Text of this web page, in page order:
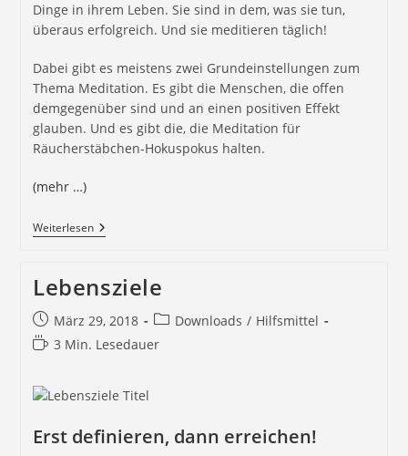
Dinge in ihrem Leben. Sie sind in dem, was sie tun,
überaus erfolgreich. Und sie meditieren täglich!
Dabei gibt es meistens zwei Grundeinstellungen zum
Thema Meditation. Es gibt die Menschen, die offen
demgegenüber sind und an einen positiven Effekt
glauben. Und es gibt die, die Meditation für
Räucherstäbchen-Hokuspokus halten.
(mehr …)
Weiterlesen
Lebensziele
März 29, 2018 Downloads / Hilfsmittel
3 Min. Lesedauer
Erst definieren, dann erreichen!